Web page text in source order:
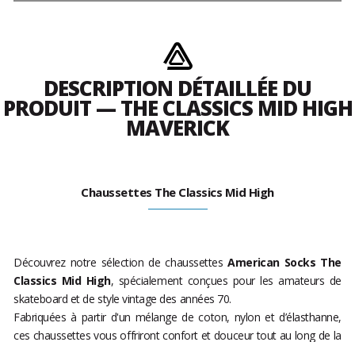
DESCRIPTION DÉTAILLÉE DU
PRODUIT — THE CLASSICS MID HIGH
MAVERICK
Chaussettes The Classics Mid High
Découvrez notre sélection de chaussettesAmerican Socks The
Classics Mid High, spécialement conçues pour les amateurs de
skateboard et de style vintage des années 70.
Fabriquées à partir d'un mélange de coton, nylon et d’élasthanne,
ces chaussettes vous offriront confort et douceur tout au long de la